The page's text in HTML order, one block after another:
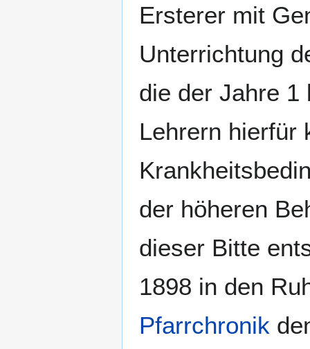
Ersterer mit
Unterrichtung
die der Jahre 1
Lehrern hierfür
der höheren
dieser Bitte
1898 in den
Pfarrchronik